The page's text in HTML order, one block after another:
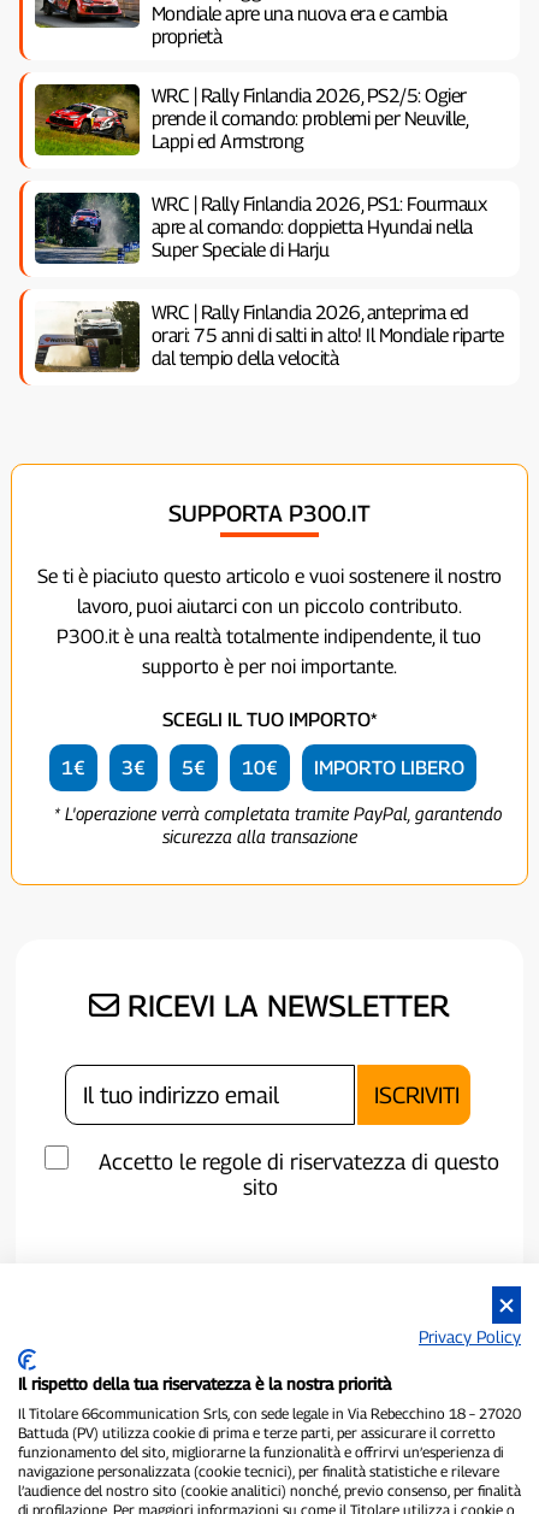
Mondiale apre una nuova era e cambia
proprietà
WRC | Rally Finlandia 2026, PS2/5: Ogier
prende il comando: problemi per Neuville,
Lappi ed Armstrong
WRC | Rally Finlandia 2026, PS1: Fourmaux
apre al comando: doppietta Hyundai nella
Super Speciale di Harju
WRC | Rally Finlandia 2026, anteprima ed
orari: 75 anni di salti in alto! Il Mondiale riparte
dal tempio della velocità
SUPPORTA P300.IT
Se ti è piaciuto questo articolo e vuoi sostenere il nostro
lavoro, puoi aiutarci con un piccolo contributo.
P300.it è una realtà totalmente indipendente, il tuo
supporto è per noi importante.
SCEGLI IL TUO IMPORTO*
1€ 3€ 5€ 10€ IMPORTO LIBERO
* L'operazione verrà completata tramite PayPal, garantendo
sicurezza alla transazione
RICEVI LA NEWSLETTER
Accetto le regole di riservatezza di questo
sito
P300.it è una Testata Giornalistica indipendente
Registrazione numero 1/2021 del 1/2/2021 - Tribunale di Pavia
Privacy Policy
Il rispetto della tua riservatezza è la nostra priorità
Il Titolare 66communication Srls, con sede legale in Via Rebecchino 18 – 27020
Battuda (PV) utilizza cookie di prima e terze parti, per assicurare il corretto
funzionamento del sito, migliorarne la funzionalità e offrirvi un’esperienza di
navigazione personalizzata (cookie tecnici), per finalità statistiche e rilevare
l’audience del nostro sito (cookie analitici) nonché, previo consenso, per finalità
di profilazione. Per maggiori informazioni su come il Titolare utilizza i cookie o